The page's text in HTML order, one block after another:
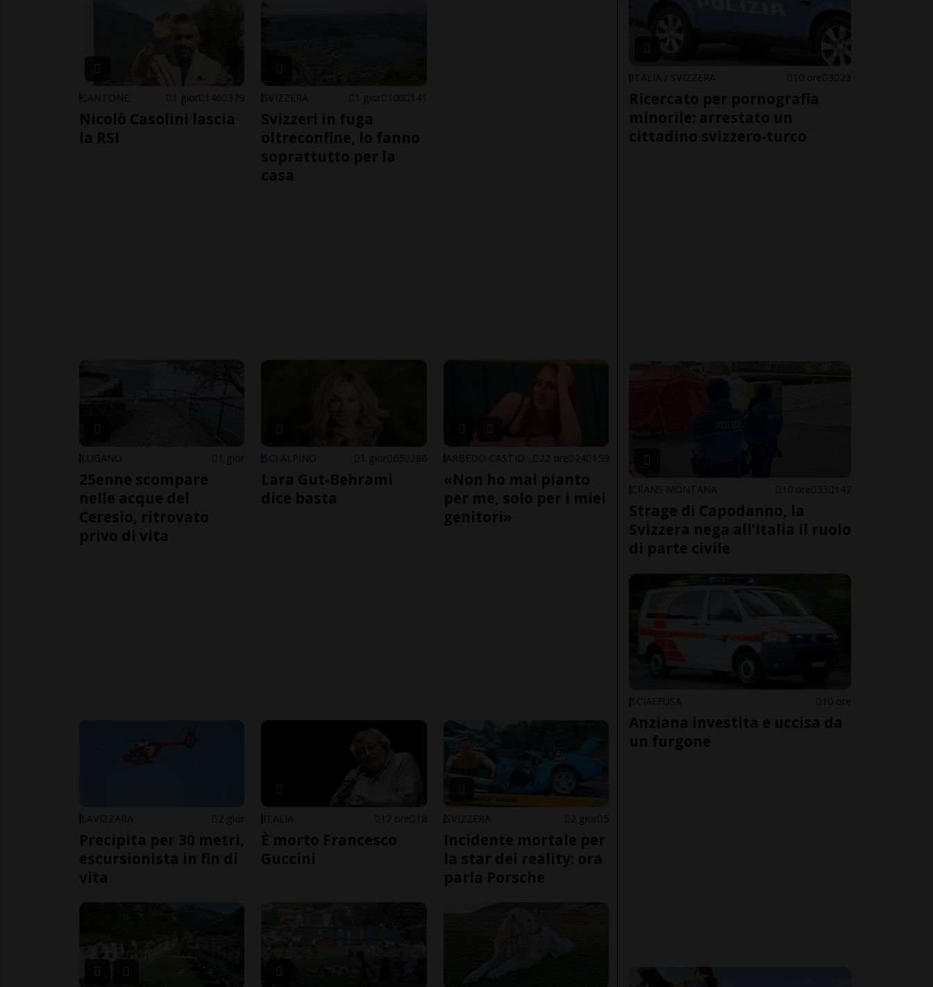
CANTONE 1 gior 146 379
Nicolò Casolini lascia
la RSI
SVIZZERA 1 gior 100 141
Svizzeri in fuga
oltreconfine, lo fanno
soprattutto per la
casa
LUGANO 1 gior
25enne scompare
nelle acque del
Ceresio, ritrovato
privo di vita
SCI ALPINO 1 gior 65 286
Lara Gut-Behrami
dice basta
22 ore 24 159
«Non ho mai pianto
per me, solo per i miei
genitori»
LAVIZZARA 2 gior
Precipita per 30 metri,
escursionista in fin di
vita
ITALIA 17 ore 18
È morto Francesco
Guccini
SVIZZERA 2 gior 5
Incidente mortale per
la star dei reality: ora
parla Porsche
ITALIA / SVIZZERA 10 ore 3 23
Ricercato per pornografia
minorile: arrestato un
cittadino svizzero-turco
CRANS MONTANA 10 ore 33 147
Strage di Capodanno, la
Svizzera nega all’Italia il ruolo
di parte civile
SCIAFFUSA 10 ore
Anziana investita e uccisa da
un furgone